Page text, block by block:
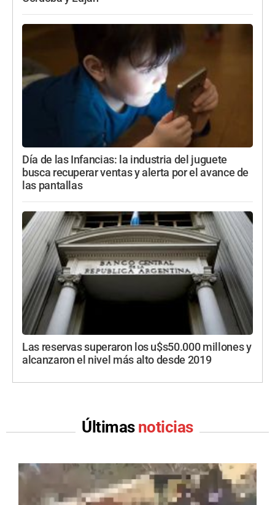
Día de las Infancias: la industria del juguete
busca recuperar ventas y alerta por el avance de
las pantallas
Las reservas superaron los u$s50.000 millones y
alcanzaron el nivel más alto desde 2019
Últimas noticias